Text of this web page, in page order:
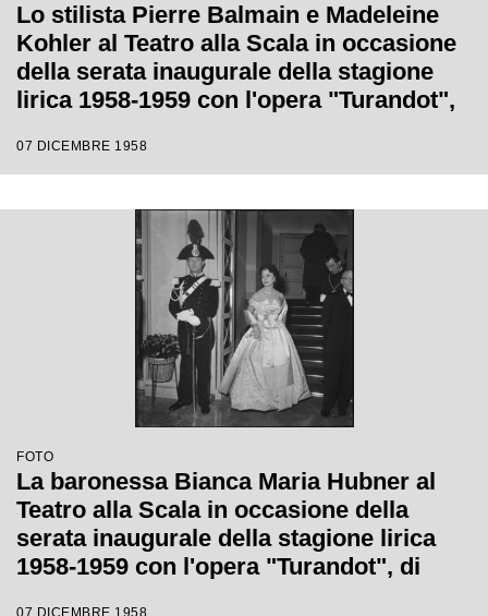
Lo stilista Pierre Balmain e Madeleine
Kohler al Teatro alla Scala in occasione
della serata inaugurale della stagione
lirica 1958-1959 con l'opera "Turandot",
Votto con la regia di Margherita
07 DICEMBRE 1958
FOTO
La baronessa Bianca Maria Hubner al
Teatro alla Scala in occasione della
serata inaugurale della stagione lirica
1958-1959 con l'opera "Turandot", di
07 DICEMBRE 1958